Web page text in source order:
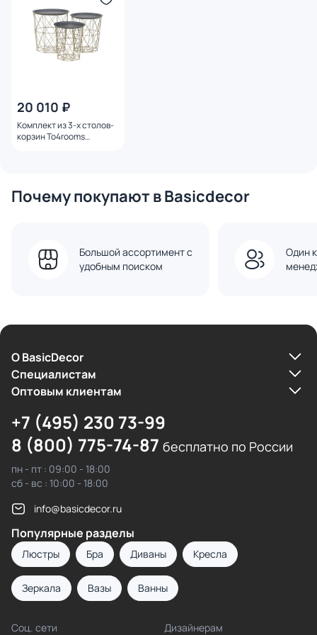
20 010 ₽
Комплект из 3-х столов-
корзин To4rooms
Почему покупают в Basicdecor
Большой ассортимент с
удобным поиском
Один
О BasicDecor
Cпециалистам
Оптовым клиентам
+7 (495) 230 73-99
8 (800) 775-74-87 бесплатно по России
пн - пт : 09:00 - 18:00
сб - вс : 10:00 - 18:00
info@basicdecor.ru
Популярные разделы
Люстры Бра Диваны Кресла
Зеркала Вазы Ванны
Соц. сети Дизайнерам